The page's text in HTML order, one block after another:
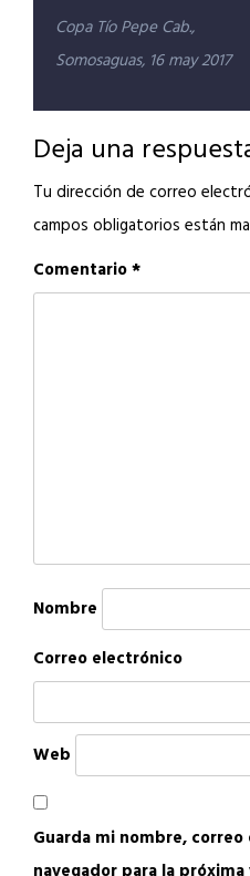
Navegación
de
entradas
Copa Tío Pepe Cab.,
Somosaguas, 16 may 2017
Deja una
Tu dirección de correo
campos obligatorios están
Comentario*
Nombre
Correo electrónico
Web
Guarda mi nombre,